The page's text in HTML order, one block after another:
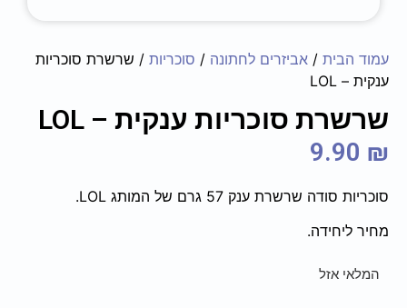
עמוד הבית / אביזרים לחתונה / סוכריות / שרשרת סוכריות
ענקית – LOL
שרשרת סוכריות ענקית – LOL
9.90 ₪
סוכריות סודה שרשרת ענק 57 גרם של המותג LOL.
מחיר ליחידה.
המלאי אזל